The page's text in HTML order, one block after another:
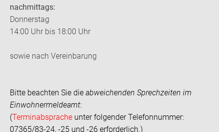
nachmittags:
Donnerstag
14:00 Uhr bis 18:00 Uhr
sowie nach Vereinbarung
Bitte beachten Sie die abweichenden Sprechzeiten im
Einwohnermeldeamt:
(Terminabsprache unter folgender Telefonnummer:
07365/83-24, -25 und -26 erforderlich.)